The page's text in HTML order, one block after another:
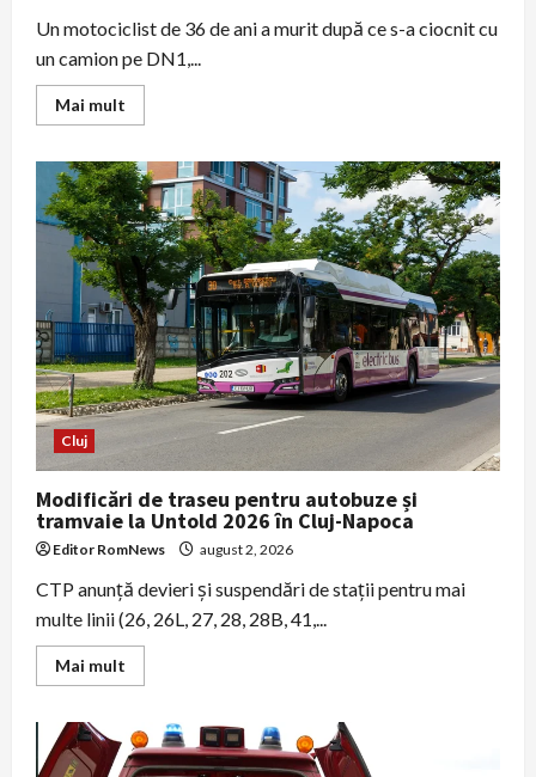
Un motociclist de 36 de ani a murit după ce s-a ciocnit cu
un camion pe DN1,...
Mai mult
more
de
36
de
ani,
mort
după
coliziunea
cu
un
camion
pe
DN1,
în
Vâlcele;
motocicleta
a
foc
Cluj
Modificări de traseu pentru autobuze și
tramvaie la Untold 2026 în Cluj-Napoca
Editor RomNews august 2, 2026
CTP anunță devieri și suspendări de stații pentru mai
multe linii (26, 26L, 27, 28, 28B, 41,...
Mai mult
more
de
traseu
pentru